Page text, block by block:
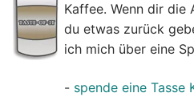
Kaffee. Wenn dir die
du etwas zurück
ich mich über eine
- spende eine Tasse